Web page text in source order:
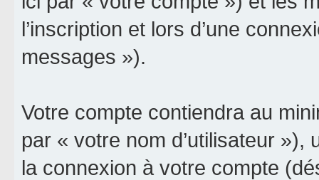
l’inscription et lors d’une
messages »).
Votre compte contiendra au
par « votre nom d’utilisateur
la connexion à votre compte